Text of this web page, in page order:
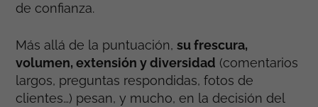
de confianza.
Más allá de la puntuación,su frescura,
volumen, extensión y diversidad (comentarios
largos, preguntas respondidas, fotos de
clientes…) pesan, y mucho, en la decisión del